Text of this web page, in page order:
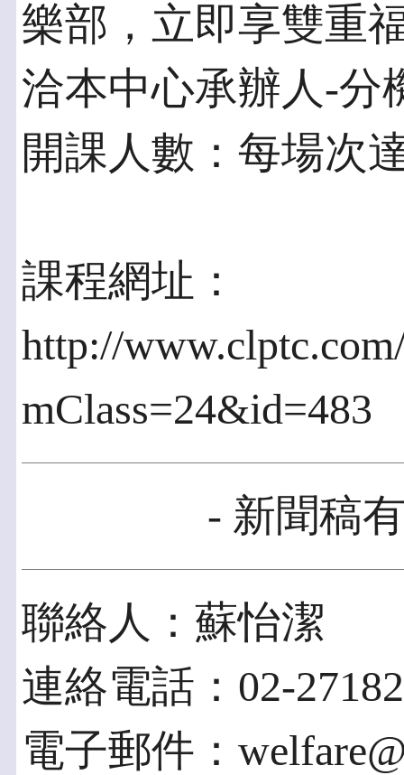
樂部，立即享雙重
洽本中心承辦人-分
開課人數：每場次
課程網址：
http://
mClass=24&id=483
- 新聞稿
聯絡人：蘇怡潔
連絡電話：02-
電子郵件：